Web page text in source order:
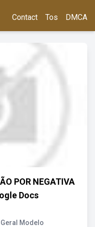
Contact Tos DMCA
POR NEGATIVA
Docs
Modelo